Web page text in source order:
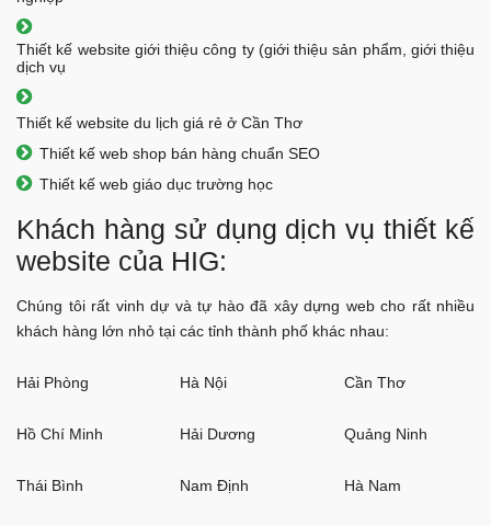
Thiết kế website giới thiệu công ty (giới thiệu sản phẩm, giới thiệu
dịch vụ
Thiết kế website du lịch giá rẻ ở Cần Thơ
Thiết kế web shop bán hàng chuẩn SEO
Thiết kế web giáo dục trường học
Khách hàng sử dụng dịch vụ thiết kế
website của HIG:
Chúng tôi rất vinh dự và tự hào đã xây dựng web cho rất nhiều
khách hàng lớn nhỏ tại các tỉnh thành phố khác nhau:
Hải Phòng Hà Nội Cần Thơ
Hồ Chí Minh Hải Dương Quảng Ninh
Thái Bình Nam Định Hà Nam